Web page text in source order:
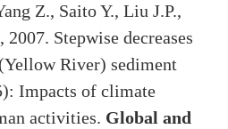
Z., Saito Y., Liu J.P.,
2007. Stepwise decreases
River) sediment
Impacts of climate
activities. Global and